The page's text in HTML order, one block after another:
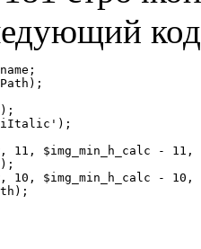
11, $img_min_h_calc - 11,
10, $img_min_h_calc - 10,